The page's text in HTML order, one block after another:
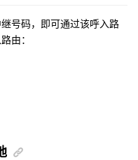
号码，即可通过该呼入路
由：